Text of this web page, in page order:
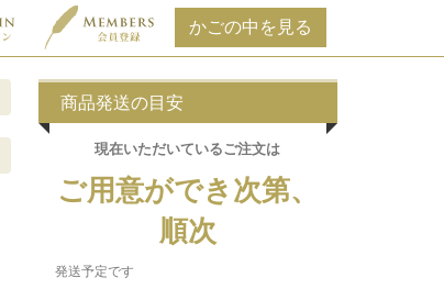
商品発送の目安
現在いただいているご注文は
ご用意ができ次第、
順次
発送予定です